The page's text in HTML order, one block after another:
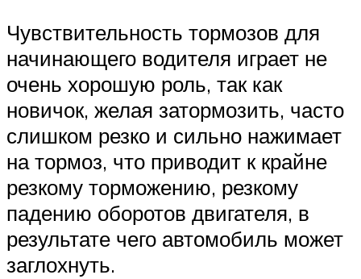
Чувствительность тормозов для
начинающего водителя играет не
очень хорошую роль, так как
новичок, желая затормозить, часто
слишком резко и сильно нажимает
на тормоз, что приводит к крайне
резкому торможению, резкому
падению оборотов двигателя, в
результате чего автомобиль может
заглохнуть.